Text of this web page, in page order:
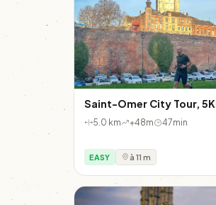
Saint-Omer City Tour,
5.0 km +48m 47min
EASY à 11 m